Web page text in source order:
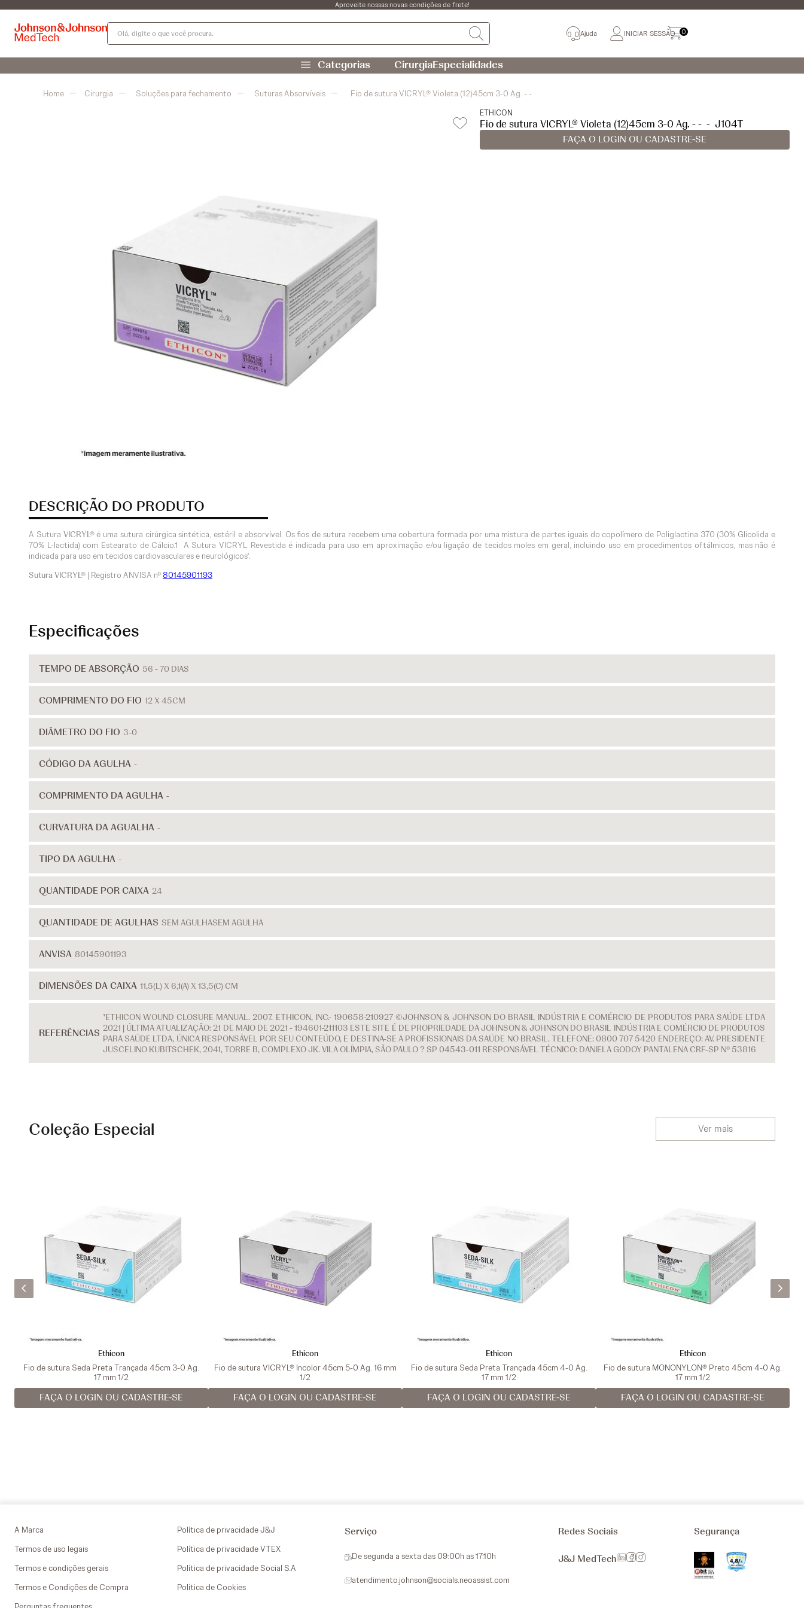
Aproveite nossas novas condições de frete!
Olá, digite o que você procura.
Ajuda INICIAR SESSÃO 0
CirurgiaEspecialidades
Cirurgia Soluções para fechamento Suturas Absorvíveis Fio de sutura VICRYL® Violeta (12)45cm 3-0 Ag. - -
ETHICON
Fio de sutura VICRYL® Violeta (12)45cm 3-0 Ag. - - - J104T
FAÇA O LOGIN OU CADASTRE-SE
DESCRIÇÃO DO PRODUTO
A Sutura VICRYL®é uma sutura cirúrgica sintética, estéril e absorvível. Os fios de sutura recebem uma cobertura formada por uma mistura de partes iguais do copolímero de Poliglactina 370 (30% Glicolida e
70% L-lactida) com Estearato de Cálcio.1 A Sutura VICRYL Revestida é indicada para uso em aproximação e/ou ligação de tecidos moles em geral, incluindo uso em procedimentos oftálmicos, mas não é
indicada para uso em tecidos cardiovasculares e neurológicos¹.
Sutura VICRYL® | Registro ANVISA nº 80145901193
Especificações
TEMPO DE ABSORÇÃO 56 - 70 DIAS
COMPRIMENTO DO FIO 12 X 45CM
DIÂMETRO DO FIO 3-0
CÓDIGO DA AGULHA -
COMPRIMENTO DA AGULHA -
CURVATURA DA AGUALHA -
TIPO DA AGULHA -
QUANTIDADE POR CAIXA 24
QUANTIDADE DE AGULHAS SEM AGULHASEM AGULHA
ANVISA 80145901193
DIMENSÕES DA CAIXA 11,5(L) X 6,1(A) X 13,5(C) CM
REFERÊNCIAS
¹ETHICON WOUND CLOSURE MANUAL. 2007. ETHICON, INC.- 190658-210927 ©JOHNSON & JOHNSON DO BRASIL INDÚSTRIA E COMÉRCIO DE PRODUTOS PARA SAÚDE LTDA
2021 | ÚLTIMA ATUALIZAÇÃO: 21 DE MAIO DE 2021 - 194601-211103 ESTE SITE É DE PROPRIEDADE DA JOHNSON & JOHNSON DO BRASIL INDÚSTRIA E COMÉRCIO DE PRODUTOS
PARA SAÚDE LTDA, ÚNICA RESPONSÁVEL POR SEU CONTEÚDO, E DESTINA-SE A PROFISSIONAIS DA SAÚDE NO BRASIL. TELEFONE: 0800 707 5420 ENDEREÇO: AV. PRESIDENTE
JUSCELINO KUBITSCHEK, 2041, TORRE B, COMPLEXO JK. VILA OLÍMPIA, SÃO PAULO ? SP 04543-011 RESPONSÁVEL TÉCNICO: DANIELA GODOY PANTALENA CRF-SP Nº 53816
Coleção Especial Ver mais
Ethicon
Fio de sutura Seda Preta Trançada 45cm 3-0 Ag.
17 mm 1/2
FAÇA O LOGIN OU CADASTRE-SE
Ethicon
Fio de sutura VICRYL® Incolor 45cm 5-0 Ag. 16 mm
1/2
FAÇA O LOGIN OU CADASTRE-SE
Ethicon
Fio de sutura Seda Preta Trançada 45cm 4-0 Ag.
17 mm 1/2
FAÇA O LOGIN OU CADASTRE-SE
Ethicon
Fio de sutura MONONYLON® Preto 45cm 4-0 Ag.
17 mm 1/2
FAÇA O LOGIN OU CADASTRE-SE
A Marca
Termos de uso legais
Termos e condições gerais
Termos e Condições de Compra
Política de privacidade J&J
Política de privacidade VTEX
Política de privacidade Social S.A
Política de Cookies
Serviço
De segunda a sexta das 09:00h as 17:10h
atendimento.johnson@socials.neoassist.com
Redes Sociais
J&J MedTech
Segurança